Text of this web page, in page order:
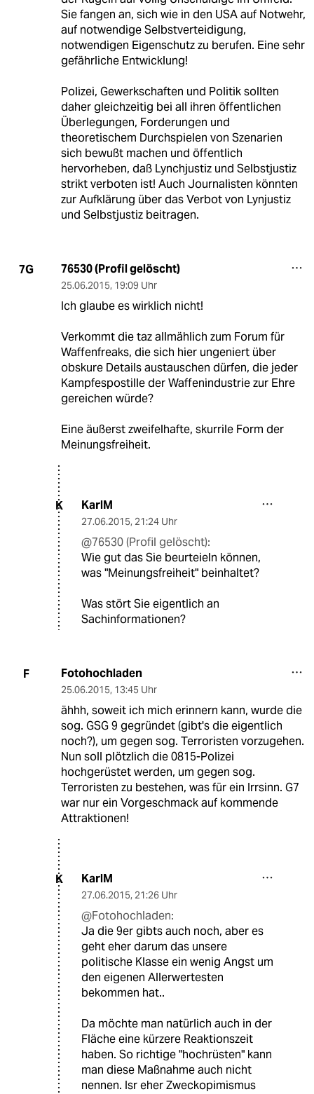
Sie fangen an, sich wie in den USA auf Notwehr,
auf notwendige Selbstverteidigung,
notwendigen Eigenschutz zu berufen. Eine sehr
gefährliche Entwicklung!
Polizei, Gewerkschaften und Politik sollten
daher gleichzeitig bei all ihren öffentlichen
Überlegungen, Forderungen und
theoretischem Durchspielen von Szenarien
sich bewußt machen und öffentlich
hervorheben, daß Lynchjustiz und Selbstjustiz
strikt verboten ist! Auch Journalisten könnten
zur Aufklärung über das Verbot von Lynjustiz
und Selbstjustiz beitragen.
7G 76530 (Profil gelöscht)
25.06.2015, 19:09 Uhr
Ich glaube es wirklich nicht!
Verkommt die taz allmählich zum Forum für
Waffenfreaks, die sich hier ungeniert über
obskure Details austauschen dürfen, die jeder
Kampfespostille der Waffenindustrie zur Ehre
gereichen würde?
Eine äußerst zweifelhafte, skurrile Form der
Meinungsfreiheit.
K KarlM
27.06.2015, 21:24 Uhr
@76530 (Profil gelöscht):
Wie gut das Sie beurteieln können,
was "Meinungsfreiheit" beinhaltet?
Was stört Sie eigentlich an
Sachinformationen?
F Fotohochladen
25.06.2015, 13:45 Uhr
ähhh, soweit ich mich erinnern kann, wurde die
sog. GSG 9 gegründet (gibt's die eigentlich
noch?), um gegen sog. Terroristen vorzugehen.
Nun soll plötzlich die 0815-Polizei
hochgerüstet werden, um gegen sog.
Terroristen zu bestehen, was für ein Irrsinn. G7
war nur ein Vorgeschmack auf kommende
Attraktionen!
K KarlM
27.06.2015, 21:26 Uhr
@Fotohochladen:
Ja die 9er gibts auch noch, aber es
geht eher darum das unsere
politische Klasse ein wenig Angst um
den eigenen Allerwertesten
bekommen hat..
Da möchte man natürlich auch in der
Fläche eine kürzere Reaktionszeit
haben. So richtige "hochrüsten" kann
man diese Maßnahme auch nicht
nennen. Isr eher Zweckopimismus